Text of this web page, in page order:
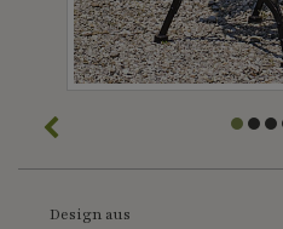
Design aus